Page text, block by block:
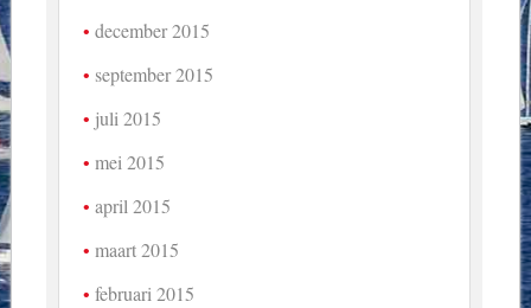
december 2015
september 2015
juli 2015
mei 2015
april 2015
maart 2015
februari 2015